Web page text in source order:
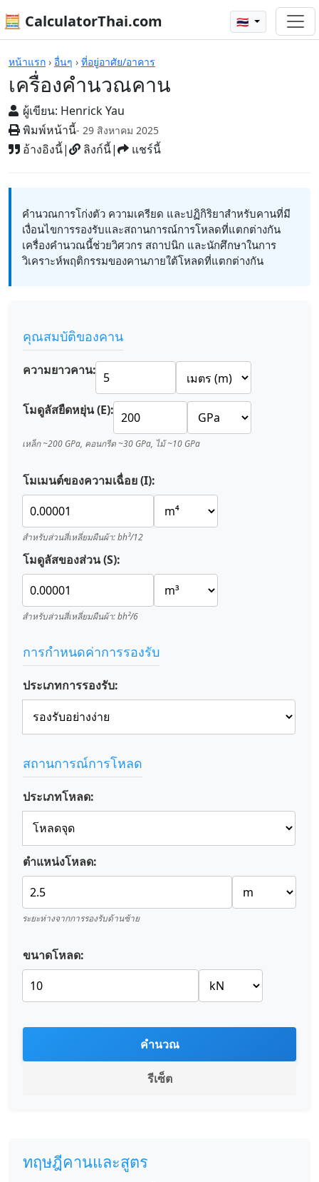
🧮 CalculatorThai.com 🇹🇭
หน้าแรก › อื่นๆ › ที่อยู่อาศัย/อาคาร
เครื่องคำนวณคาน
ผู้เขียน: Henrick Yau
พิมพ์หน้านี้- 29 สิงหาคม 2025
อ้างอิงนี้| ลิงก์นี้| แชร์นี้
เครื่องคิดเลข
คำนวณการโก่งตัว ความเครียด และปฏิกิริยาสำหรับคานที่มี
เงื่อนไขการรองรับและสถานการณ์การโหลดที่แตกต่างกัน
เครื่องคำนวณนี้ช่วยวิศวกร สถาปนิก และนักศึกษาในการ
วิเคราะห์พฤติกรรมของคานภายใต้โหลดที่แตกต่างกัน
คุณสมบัติของคาน
ความยาวคาน:
โมดูลัสยืดหยุ่น (E):
เหล็ก ~200 GPa, คอนกรีต ~30 GPa, ไม้ ~10 GPa
โมเมนต์ของความเฉื่อย (I):
สำหรับส่วนสี่เหลี่ยมผืนผ้า: bh³/12
โมดูลัสของส่วน (S):
สำหรับส่วนสี่เหลี่ยมผืนผ้า: bh²/6
การกำหนดค่าการรองรับ
ประเภทการรองรับ:
สถานการณ์การโหลด
ประเภทโหลด:
ตำแหน่งโหลด:
ระยะห่างจากการรองรับด้านซ้าย
ขนาดโหลด:
คำนวณ
รีเซ็ต
ทฤษฎีคานและสูตร